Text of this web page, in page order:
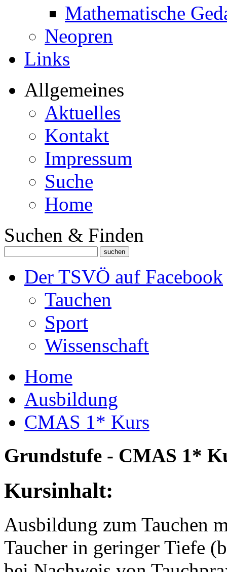
Mathematische
Neopren
Links
Allgemeines
Aktuelles
Kontakt
Impressum
Suche
Home
Suchen & Finden
Der TSVÖ auf Facebook
Tauchen
Sport
Wissenschaft
Home
Ausbildung
CMAS 1* Kurs
Grundstufe - CMAS 1*
Kursinhalt:
Ausbildung zum Tauchen
Taucher in geringer Tiefe